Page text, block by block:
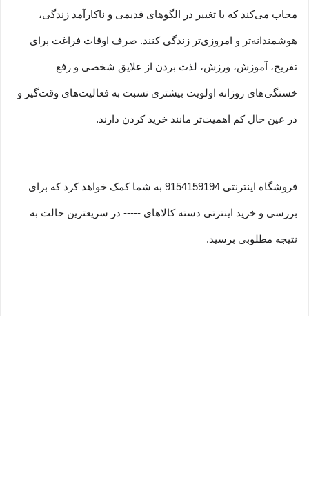
مجاب می‏‌کند که با تغییر در الگوهای قدیمی و نا‏کارآمد زندگی،
هوشمندانه‏‌تر و امروزی‏‌تر زندگی کنند. صرف اوقات فراغت برای
تفریح، آموزش، ورزش، لذت بردن از علایق شخصی و رفع
خستگی‏‏‌های روزانه اولویت بیشتری نسبت به فعالیت‌‏‏‏های وقت‌گیر و
در عین حال کم اهمیت‏‏‏‌تر مانند خرید کردن دارند.
فروشگاه اینترنتی 9154159194 به شما کمک خواهد کرد که برای
بررسی و خرید اینترتی دسته کالاهای ----- در سریعترین حالت به
نتیجه مطلوبی برسید.